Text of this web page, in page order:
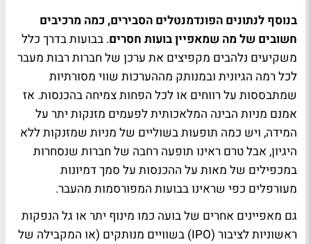
בנוסף לנתונים הפונדמנטלים הסבירים, כמה מרכיבים
חשובים של מה שמאפיין בועות חסרים. בבועות בדרך כלל
משקיעים נלהבים מקפיצים את ערכן של חברות רבות מעבר
לכל רמה הגיונית ובמנותק מההערכות שווי מסורתיות
שמתבססות על רווחים או לכל הפחות צמיחה בהכנסות. אז
אמנם מניות הבינה המלאכותית לפעמים מזנקות יתר על
המידה, ויש כמה תופעות בשוליים של מניות שמזנקות ללא
היגיון, אבל טרם ראינו תופעה רחבה של חברות שנסחרות
במכפילים של מאות על ההכנסות על סמך דמיונות
מעורפלים כפי שראינו בבועות המפורסמות מהעבר.
גם מאפיינים אחרים של בועה כמו מינוף יתר או גל הנפקות
ראשוניות לציבור (IPO) בשוויים מנותקים (או המקבילה של